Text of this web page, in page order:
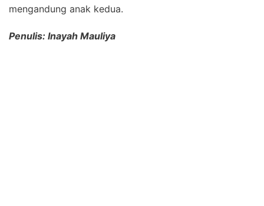
mengandung anak kedua.
Penulis: Inayah Mauliya